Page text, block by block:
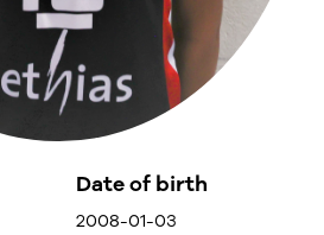
Date of birth
2008-01-03